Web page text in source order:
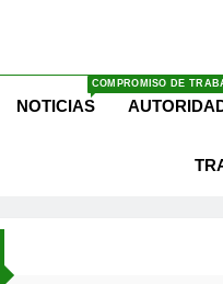
NOTICIAS
COMPROMISO DE